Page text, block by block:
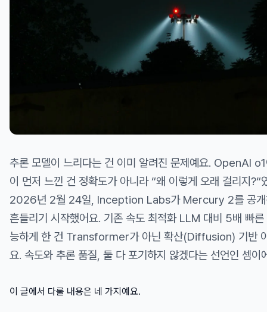
추론 모델이 느리다는 건 이미 알려진 문제예요. OpenAI
이 먼저 느낀 건 정확도가 아니라 “왜 이렇게 오래 걸리지?“
2026년 2월 24일, Inception Labs가 Mercury 2를 공개
흔들리기 시작했어요. 기존 속도 최적화 LLM 대비 5배 빠
능하게 한 건 Transformer가 아닌 확산(Diffusion) 기반
요. 속도와 추론 품질, 둘 다 포기하지 않겠다는 선언인 셈이
이 글에서 다룰 내용은 네 가지예요.